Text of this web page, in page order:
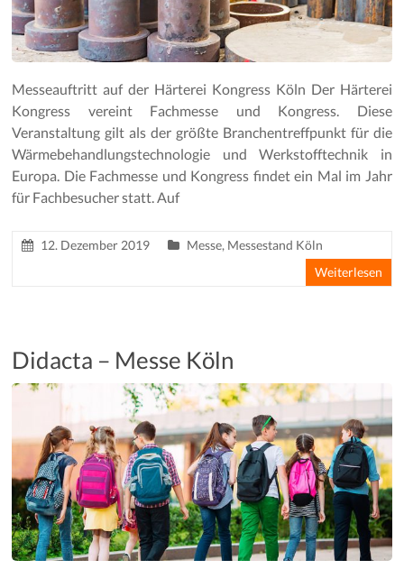
Messeauftritt auf der Härterei Kongress Köln Der Härterei
Kongress vereint Fachmesse und Kongress. Diese
Veranstaltung gilt als der größte Branchentreffpunkt für die
Wärmebehandlungstechnologie und Werkstofftechnik in
Europa. Die Fachmesse und Kongress findet ein Mal im Jahr
für Fachbesucher statt. Auf
12. Dezember 2019 Messe, Messestand Köln
Weiterlesen
Didacta – Messe Köln